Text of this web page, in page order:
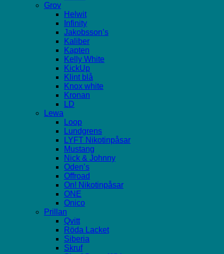
Grov
Helwit
Infinity
Jakobsson’s
Kaliber
Kapten
Kelly White
KickUp
Klint blå
Knox white
Kronan
LD
Lewa
Loop
Lundgrens
LYFT Nikotinpåsar
Mustang
Nick & Johnny
Oden’s
Offroad
On! Nikotinpåsar
ONE
Onico
Prillan
Qvitt
Röda Lacket
Siberia
Skruf